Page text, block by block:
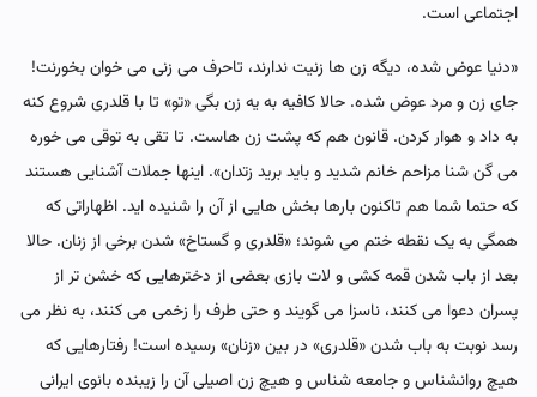
اجتماعی است.
«دنیا عوض شده، دیگه زن ها زنیت ندارند، تاحرف می زنی می خوان بخورنت!
جای زن و مرد عوض شده. حالا کافیه به یه زن بگی «تو» تا با قلدری شروع کنه
به داد و هوار کردن. قانون هم که پشت زن هاست. تا تقی به توقی می خوره
می گن شنا مزاحم خانم شدید و باید برید زتدان». اینها جملات آشنایی هستند
که حتما شما هم تاکنون بارها بخش هایی از آن را شنیده اید. اظهاراتی که
همگی به یک نقطه ختم می شوند؛ «قلدری و گستاخ» شدن برخی از زنان. حالا
بعد از باب شدن قمه کشی و لات بازی بعضی از دخترهایی که خشن تر از
پسران دعوا می کنند، ناسزا می گویند و حتی طرف را زخمی می کنند، به نظر می
رسد نوبت به باب شدن «قلدری» در بین «زنان» رسیده است! رفتارهایی که
هیچ روانشناس و جامعه شناس و هیچ زن اصیلی آن را زیبنده بانوی ایرانی